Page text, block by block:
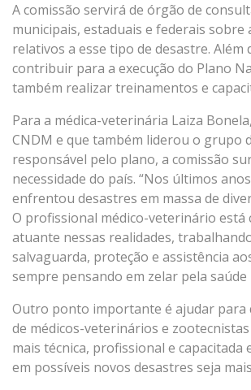
A comissão servirá de órgão de
municipais, estaduais e federais sobre
relativos a esse tipo de desastre. Além
contribuir para a execução do Plano
também realizar treinamentos e
Para a médica-veterinária Laiza
CNDM e que também liderou o grupo
responsável pelo plano, a comissão
necessidade do país. “Nos últimos
enfrentou desastres em massa de
O profissional médico-veterinário está
atuante nessas realidades,
salvaguarda, proteção e assistência
sempre pensando em zelar pela saúde
Outro ponto importante é ajudar para
de médicos-veterinários e zootecnistas
mais técnica, profissional e capacitada
em possíveis novos desastres seja